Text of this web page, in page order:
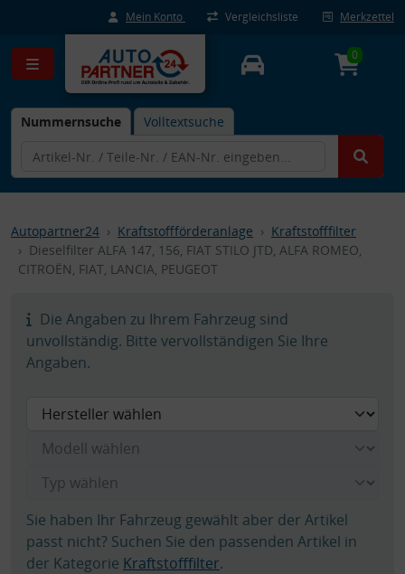
Mein Konto Vergleichsliste Merkzettel
Nummernsuche Volltextsuche
0
Autopartner24 Kraftstoffförderanlage
Kraftstofffilter
Dieselfilter ALFA 147, 156, FIAT STILO JTD, ALFA ROMEO,
CITROËN, FIAT, LANCIA, PEUGEOT
Die Angaben zu Ihrem Fahrzeug sind
unvollständig. Bitte vervollständigen Sie Ihre
Angaben.
Sie haben Ihr Fahrzeug gewählt aber der Artikel
passt nicht? Suchen Sie den passenden Artikel in
der Kategorie Kraftstofffilter.